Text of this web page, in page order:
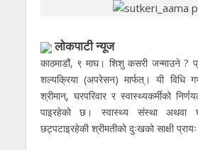
लाेकपाटी न्यूज
काठमाडौं, ९ माघ। शिशु कसरी जन्माउने ?
शल्यक्रिया (अपरेसन) मार्फत्। यी विधि
श्रीमान्, घरपरिवार र स्वास्थ्यकर्मीको
पाइरहेको छ। स्वास्थ्य संस्था अथवा
छट्पटाइरहेकी श्रीमतीको दुःखको साक्षी